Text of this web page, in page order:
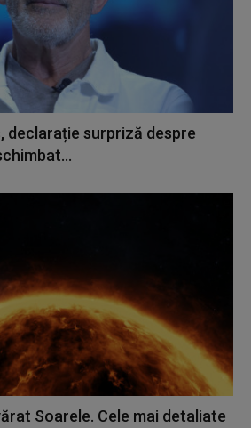
declarație surpriză despre
Soarele. Cele mai detaliate